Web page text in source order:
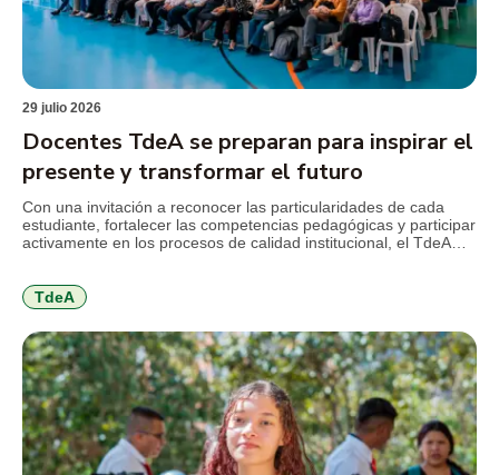
29 julio 2026
Docentes TdeA se preparan para inspirar el
presente y transformar el futuro
Con una invitación a reconocer las particularidades de cada
estudiante, fortalecer las competencias pedagógicas y participar
activamente en los procesos de calidad institucional, el TdeA
docentes nuevos y antiguos alrededor de los principales retos
que plantea […]
TdeA